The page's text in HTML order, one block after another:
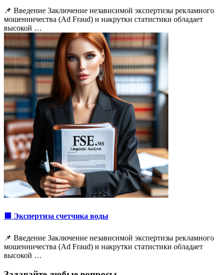
📌 Введение Заключение независимой экспертизы рекламного
мошенничества (Ad Fraud) и накрутки статистики обладает
высокой …
🟩 Экспертиза счетчика воды
📌 Введение Заключение независимой экспертизы рекламного
мошенничества (Ad Fraud) и накрутки статистики обладает
высокой …